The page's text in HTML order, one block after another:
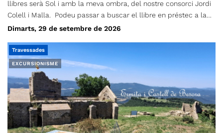
llibres serà Sol i amb la meva ombra, del nostre consorci Jordi
Colell i Malla. Podeu passar a buscar el llibre en préstec a la
Secretaria del CET, de dilluns a divendres de 17h a 20h. La
Cal fer inscripció al formulari adjunt. (Feu-la tant si teniu el
llibre com no, per saber quants l’estem llegint) Preu: Socis/es
gratuït No socis/es: 5€
Dimarts, 29 de setembre de 2026
EXCURSIONISME
Travessades